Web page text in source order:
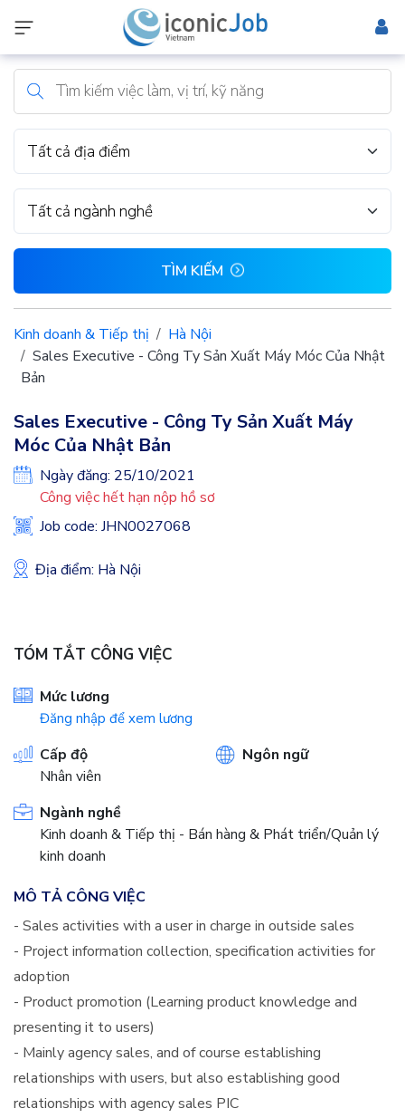
Tất cả địa điểm
Tất cả ngành nghề
TÌM KIẾM
Kinh doanh & Tiếp thị
Hà Nội
Sales Executive - Công Ty Sản Xuất Máy Móc Của Nhật
Bản
Sales Executive - Công Ty Sản Xuất Máy
Móc Của Nhật Bản
Ngày đăng: 25/10/2021
Công việc hết hạn nộp hồ sơ
Job code: JHN0027068
Địa điểm: Hà Nội
TÓM TẮT CÔNG VIỆC
Mức lương
Đăng nhập để xem lương
Cấp độ
Nhân viên
Ngôn ngữ
Ngành nghề
Kinh doanh & Tiếp thị - Bán hàng & Phát triển/Quản lý
kinh doanh
MÔ TẢ CÔNG VIỆC
- Sales activities with a user in charge in outside sales
- Project information collection, specification activities for
adoption
- Product promotion (Learning product knowledge and
presenting it to users)
- Mainly agency sales, and of course establishing
relationships with users, but also establishing good
relationships with agency sales PIC